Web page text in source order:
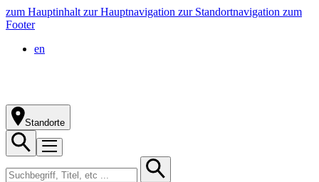
zum Hauptinhalt zur Hauptnavigation zur Standortnavigation zum
Footer
en
Standorte